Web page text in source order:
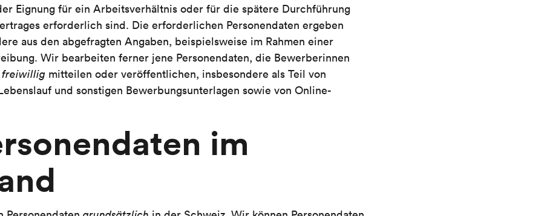
Eignung für ein Arbeitsverhältnis oder für die spätere Durchführung
erforderlich sind. Die erforderlichen Personendaten ergeben
aus den abgefragten Angaben, beispielsweise im Rahmen einer
Wir bearbeiten ferner jene Personendaten, die Bewerberinnen
freiwillig mitteilen oder veröffentlichen, insbesondere als Teil von
und sonstigen Bewerbungsunterlagen sowie von Online-
im